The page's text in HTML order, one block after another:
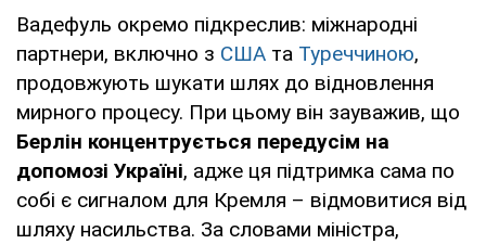
Вадефуль окремо підкреслив: міжнародні
партнери, включно з США та Туреччиною,
продовжують шукати шлях до відновлення
мирного процесу. При цьому він зауважив, що
Берлін концентрується передусім на
допомозі Україні, адже ця підтримка сама по
собі є сигналом для Кремля – відмовитися від
шляху насильства. За словами міністра,